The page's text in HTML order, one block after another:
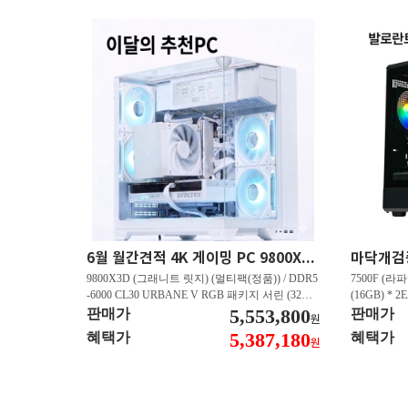
6월 월간견적 4K 게이밍 PC 9800X3D RTX 5080 GY512
9800X3D (그래니트 릿지) (멀티팩(정품)) / DDR5
-6000 CL30 URBANE V RGB 패키지 서린 (32GB
(16Gx2)) / B850M-PLUS WIFI7 W 대원씨티에스 /
지포스 RTX 5080 AERO OC SFF D7 16GB 제이
씨현 / EXCERIA 히트싱크 M.2 NVMe (2TB)
판매가 5,553,800원
혜택가 5,387,180원
7500F (라
(16GB) *
즈윈 / 지포
CN600
판매가
혜택가